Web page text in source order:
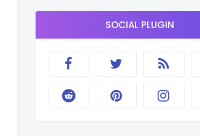
SOCIAL PLUGIN